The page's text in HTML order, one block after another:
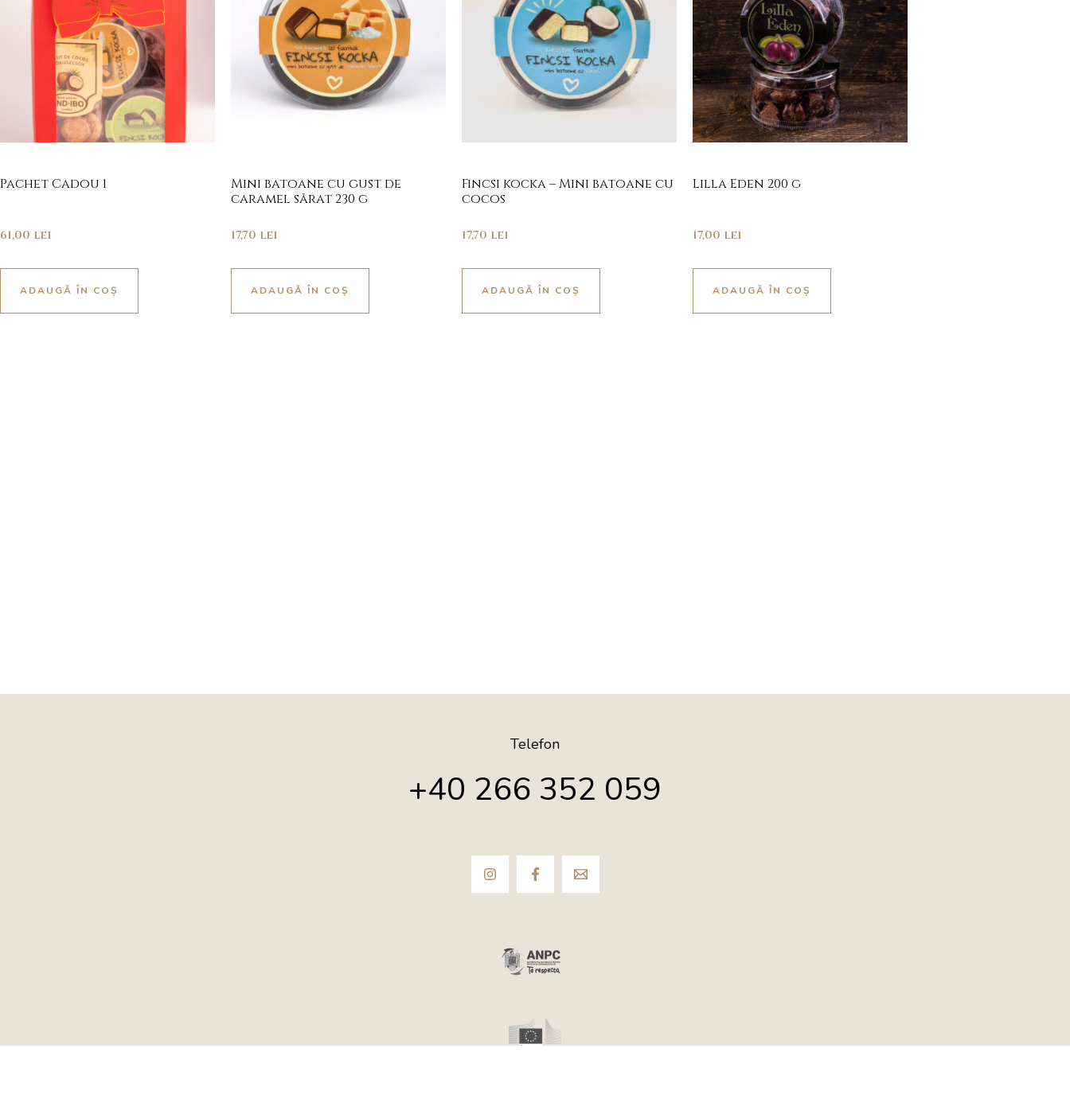
Pachet Cadou 1
61,00 lei
ADAUGĂ ÎN COȘ
Mini batoane cu gust de
caramel sărat 230 g
17,70 lei
ADAUGĂ ÎN COȘ
Fincsi kocka – Mini batoane cu
cocos
17,70 lei
ADAUGĂ ÎN COȘ
Lilla Eden 200 g
17,00 lei
ADAUGĂ ÎN COȘ
Telefon
+40 266 352 059